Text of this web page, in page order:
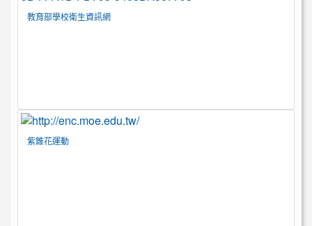
教育部學校衛生資訊網
紫錐花運動